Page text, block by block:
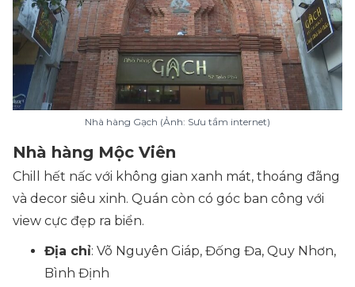
Nhà hàng Gạch (Ảnh: Sưu tầm internet)
Nhà hàng Mộc Viên
Chill hết nấc với không gian xanh mát, thoáng đãng
và decor siêu xinh. Quán còn có góc ban công với
view cực đẹp ra biển.
Địa chỉ: Võ Nguyên Giáp, Đống Đa, Quy Nhơn,
Bình Định